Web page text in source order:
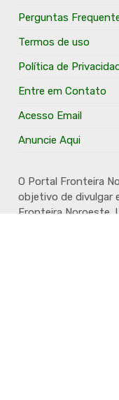
Perguntas
Termos de uso
Política de
Entre em Contato
Acesso Email
Anuncie Aqui
O Portal Fronteira
objetivo de divulgar
Fronteira Noroeste.